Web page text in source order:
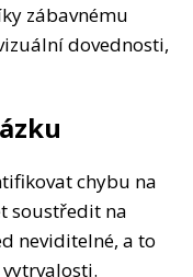
zábavnému
dovednosti,
chybu na
soustředit na
neviditelné, a to